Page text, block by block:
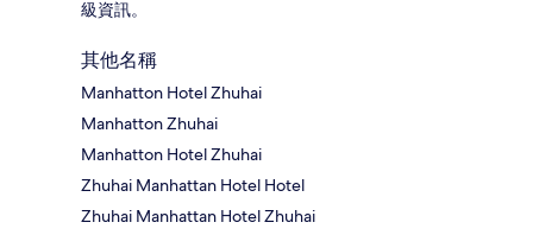
級資訊。
其他名稱
Manhatton Hotel Zhuhai
Manhatton Zhuhai
Manhatton Hotel Zhuhai
Zhuhai Manhattan Hotel Hotel
Zhuhai Manhattan Hotel Zhuhai